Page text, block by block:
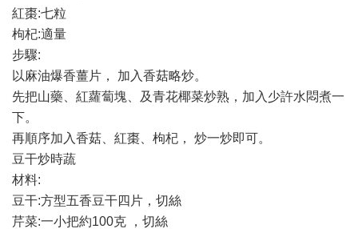
紅棗:七粒
枸杞:適量
步驟:
以麻油爆香薑片， 加入香菇略炒。
先把山藥、紅蘿蔔塊、及青花椰菜炒熟，加入少許水悶煮一
下。
再順序加入香菇、紅棗、枸杞， 炒一炒即可。
豆干炒時蔬
材料:
豆干:方型五香豆干四片，切絲
芹菜:一小把約100克 ，切絲